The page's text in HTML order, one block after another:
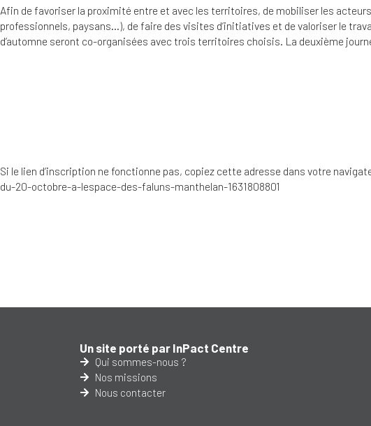
Afin de favoriser la proximité entre et avec les territoires, de mobiliser les
professionnels, paysans…), de faire des visites d’initiatives et de valoriser le
d’automne seront co-organisées avec trois territoires choisis. La deuxième
Si le lien d’inscription ne fonctionne pas, copiez cette adresse dans votre
du-20-octobre-a-lespace-des-faluns-manthelan-1631808801
Un site porté par InPact Centre
Qui sommes-nous ?
Nos missions
Nous contacter